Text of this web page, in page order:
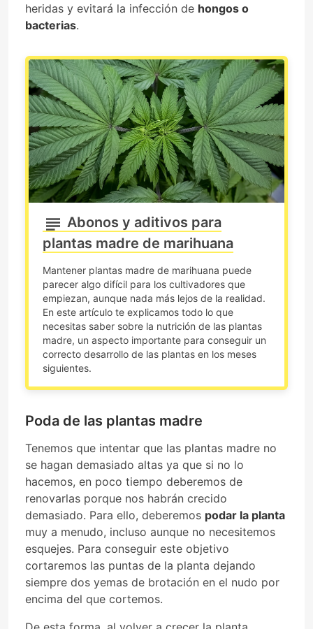
heridas y evitará la infección de hongos o
bacterias.
Abonos y aditivos para
plantas madre de marihuana
Mantener plantas madre de marihuana puede
parecer algo difícil para los cultivadores que
empiezan, aunque nada más lejos de la realidad.
En este artículo te explicamos todo lo que
necesitas saber sobre la nutrición de las plantas
madre, un aspecto importante para conseguir un
correcto desarrollo de las plantas en los meses
siguientes.
Poda de las plantas madre
Tenemos que intentar que las plantas madre no
se hagan demasiado altas ya que si no lo
hacemos, en poco tiempo deberemos de
renovarlas porque nos habrán crecido
demasiado. Para ello, deberemos podar la planta
muy a menudo, incluso aunque no necesitemos
esquejes. Para conseguir este objetivo
cortaremos las puntas de la planta dejando
siempre dos yemas de brotación en el nudo por
encima del que cortemos.